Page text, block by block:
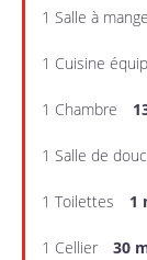
1 Salle à
1 Cuisine
1 Chambre
1 Salle de
1 Toilettes 1
1 Cellier 30